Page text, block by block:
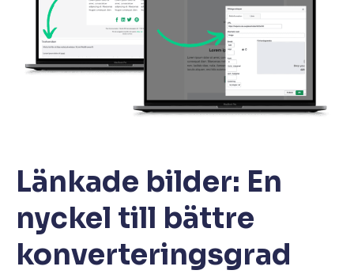
Länkade bilder: En
nyckel till bättre
konverteringsgrad